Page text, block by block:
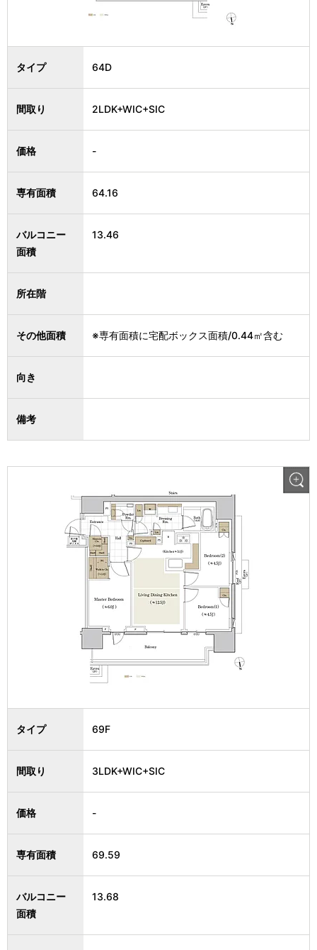
タイプ 64D
間取り 2LDK+WIC+SIC
価格 -
専有面積 64.16
バルコニー
面積
13.46
所在階
その他面積 ※専有面積に宅配ボックス面積/0.44㎡含む
向き
備考
タイプ 69F
間取り 3LDK+WIC+SIC
価格 -
専有面積 69.59
バルコニー
面積
13.68